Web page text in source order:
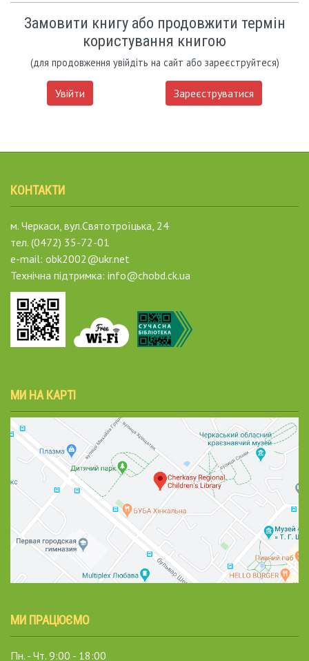
Замовити книгу або продовжити термін
користування книгою
(для продовження увійдіть на сайт або зареєструйтеся)
Увійти Зареєструватися
КОНТАКТИ
м. Черкаси, вул.Святотроїцька, 24
тел. (0472) 35-72-01
e-mail: obk2002@ukr.net
Технічна підтримка: info@chobd.ck.ua
МИ НА КАРТІ
МИ ПРАЦЮЄМО
Пн. - Чт. 9:00 - 18:00